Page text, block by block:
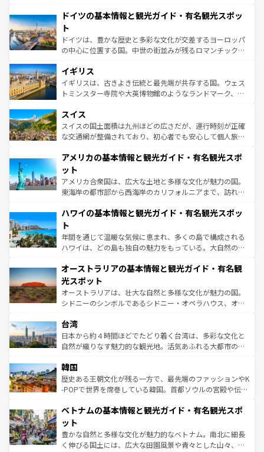
せる。地方によって風土や気候が異なるスペインはその個
ンテンツ一覧 を参照してほしい。
で、幅広い魅力が詰まっている。華麗な宮殿、歴史的な大
聖堂、美しいビーチ、そして豊かな自然が、訪れる者を心
から魅了する。また、フランスは美食の国としても知ら
れ、フランス料理はユネスコ無形文化遺産にも登録されて
香り高いラベンダー畑など、多彩な楽しみ方が可能だ。さ
らに、パリ以外の地域にも魅力が溢れており、どの街角に
も豊かな歴史と文化が息づいている。パリ以外の個性あふ
を参照してほしい。
ドイツの基本情報と観光ガイド・有名観光スポッ
ト
ドイツは、豊かな歴史と多彩な文化が交差するヨーロッパ
の中心に位置する国。中世の街並みが残るロマンチック街
顔を持つこの国は、どこを歩いても飽きることがない。ベ
ルリンの文化的活気、バイエルン州のアルプスの絶景、そ
してライン川沿いのワイン畑といった風景は必見。ビール
は、お酒好きな人にはぜひ体験してほしい。 なお、新着の
ドイツ情報はコンテンツ一覧を参照してほしい。
イギリス
イギリスは、古きよき伝統と最先端が共存する国。ウェス
トミンスター寺院や大英博物館のようなランドマーク、歴
リアごとに異なる魅力がある。また、優雅なアフタヌーン
ティー、ビール好きにはたまらない英国パブ、サッカー観
戦など、本場だからこそできる体験も豊富。イギリスを旅
ンツ一覧を参照してほしい。
スイス
スイスの国土面積は九州ほどの広さだが、運行時刻が正確
な交通網が整備されており、初心者でも安心して個人旅行
の建物がそのまま残る町や、スイスならではのユニークな
博物館もあり、アルプス観光だけでなく町歩きも満喫する
ことができる。国民の所得が高いため物価も高いが、旅行
者向けの交通パス提供のサービスもあり、うまく活用すれ
着のスイス情報はコンテンツ一覧を参照してほしい。
アメリカの基本情報と観光ガイド・有名観光スポ
ット
アメリカ合衆国は、広大な土地と多様な文化が魅力の国。
東海岸の都市部から西海岸のカリフォルニアまで、訪れる
のような巨大都市は、観光、ショッピング、エンターテイ
ンメントが詰まった刺激的なスポットだ。一方、アメリカ
西部には大自然が広がり、グランドキャニオンやイエロー
ストーン国立公園といった絶景が堪能できる。さらに、南
文化が魅力。旅行者はアメリカの各地域で異なる魅力を楽
しみながら、その多様性と豊かな歴史を感じることができ
るだろう。車でのロードトリップや列車の旅も、アメリカ
ならではの贅沢な旅のスタイルだ。 なお、新着のアメリカ
情報は コンテンツ一覧 を参照してほしい。
ハワイの基本情報と観光ガイド・有名観光スポッ
ト
年間を通じて温暖な気候に恵まれ、多くの島で構成される
ハワイは、どの島も独自の魅力をもっている。大自然の神
ワイ島は見逃せない。また、定番の観光地といえばオアフ
島だが、静かな自然を求めるならマウイ島やカウアイ島が
おすすめ。エメラルドグリーンに輝く海をはじめ、豊かな
文化や歴史が息づいている。「アロハスピリット」と呼ば
人々、おいしいローカルフードやハワイアンミュージッ
ク、伝統的なフラダンスなど、すべてがハワイの魅力を彩
っている。訪れるたびに新しい発見と感動が待っているハ
はコンテンツ一覧
オーストラリアの基本情報と観光ガイド・有名観
光スポット
オーストラリアは、壮大な自然と多様な文化が魅力の国。
シドニーのシンボルであるシドニー・オペラハウス、オー
リアリーフや大陸中央部にそびえるウルル（エアーズロッ
ク）、タスマニアの美しい原生林やケアンズの熱帯雨林な
ど、見どころがたくさん。また、カフェやワイン、オージ
いる。アクティビティも充実しており、サーフィンやダイ
ビング、ハイキングなど、アウトドア好きにはたまらな
い。オーストラリアの多彩な魅力を存分に味わいつくそ
参照してほしい。
台湾
日本から約４時間ほどでたどり着く台湾は、多彩な文化と
自然が織りなす魅力的な観光地。活気あふれる大都市の台
ン）、静ひつな山岳地帯である台湾東部など、都市の喧騒
と山間の静けさが共存しており、訪れる人に新しい発見と
驚きをもたらしてくれる。また、奥深い台湾の食文化も魅
容にもいいと評判のスイーツなど、バラエティ豊かな料理
照してほしい。
韓国
歴史ある王朝文化が残る一方で、最先端のファッションやK
-POPで世界を席巻している韓国。首都ソウルの宮殿や伝統
き、地方に足を延ばせば四季折々の自然美を楽しむことが
できる。そして、キムチや焼肉、絶品のストリートフード
まで、さまざまな韓国料理が待っている。夜には、韓国な
らではのナイトライフも堪能できる。あたたかいホスピタ
ベトナムの基本情報と観光ガイド・有名観光スポ
ット
豊かな自然と多様な文化が魅力的なベトナム。南北に細長
く伸びる国土には、広大な田園風景や青々とした山々、世